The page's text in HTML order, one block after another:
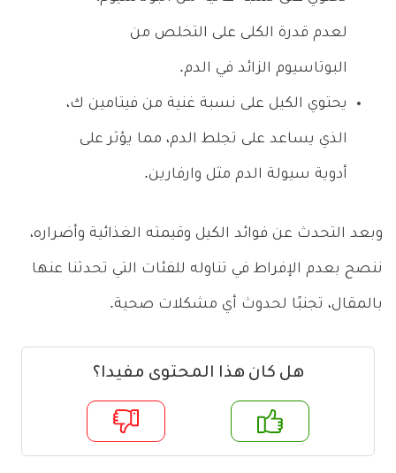
لعدم قدرة الكلى على التخلص من
البوتاسيوم الزائد في الدم.
يحتوي الكيل على نسبة غنية من فيتامين ك،
الذي يساعد على تجلط الدم، مما يؤثر على
أدوية سيولة الدم مثل وارفارين.
وبعد التحدث عن فوائد الكيل وقيمته الغذائية وأضراره،
ننصح بعدم الإفراط في تناوله للفئات التي تحدثنا عنها
بالمقال، تجنبًا لحدوث أي مشكلات صحية.
هل كان هذا المحتوى مفيدا؟
لا